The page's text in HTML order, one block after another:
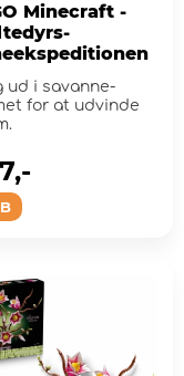
Minecraft -
ud i savanne-
for at udvinde